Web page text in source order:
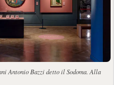
Antonio Bazzi detto il Sodoma. Alla